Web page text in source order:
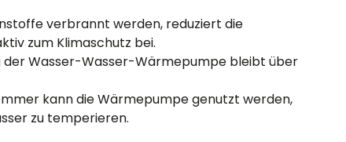
verbrannt werden, reduziert die
zum Klimaschutz bei.
der Wasser-Wasser-Wärmepumpe bleibt über
kann die Wärmepumpe genutzt werden,
zu temperieren.